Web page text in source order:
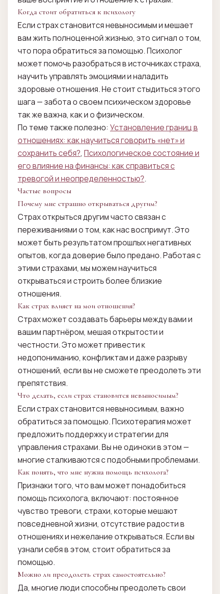
Когда стоит обратиться к психологу
Если страх становится невыносимым и мешает
вам жить полноценной жизнью, это сигнал о том,
что пора обратиться за помощью. Психолог
может помочь разобраться в источниках страха,
научить управлять эмоциями и наладить
здоровые отношения. Не стоит стыдиться этого
шага — забота о своем психическом здоровье
так же важна, как и о физическом.
По теме также полезно: Установление границ в
отношениях: как научиться говорить «нет» и
сохранить себя?, Психологическое состояние и
его влияние на финансы: как справиться с
тревогой и неопределенностью?.
Частые вопросы
Почему мне страшно открываться другим?
Страх открыться другим часто связан с
переживаниями о том, как нас воспримут. Это
может быть результатом прошлых негативных
опытов, когда доверие было предано. Работая с
этими страхами, мы можем научиться
открываться и строить более близкие
отношения.
Как страх влияет на мои отношения?
Страх может создавать барьеры между вами и
вашим партнёром, мешая открытости и
честности. Это может привести к
недопониманию, конфликтам и даже разрыву
отношений, если вы не сможете преодолеть эти
препятствия.
Что делать, если страх становится невыносимым?
Если страх становится невыносимым, важно
обратиться за помощью. Психотерапия может
предложить поддержку и стратегии для
управления страхами. Вы не одиноки в этом —
многие сталкиваются с подобными проблемами.
Как понять, что мне нужна помощь психолога?
Признаки того, что вам может понадобиться
помощь психолога, включают: постоянное
чувство тревоги, страхи, которые мешают
повседневной жизни, отсутствие радости в
отношениях и нежелание открываться. Если вы
узнали себя в этом, стоит обратиться за
помощью.
Можно ли преодолеть страх самостоятельно?
Да, многие люди способны преодолеть свои